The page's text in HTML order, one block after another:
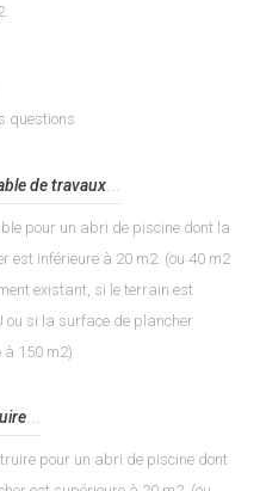
questions
de travaux
pour un abri de piscine dont la
est inférieure à 20 m2. (ou 40 m2
existant, si le terrain est
ou si la surface de plancher
à 150 m2)
pour un abri de piscine dont